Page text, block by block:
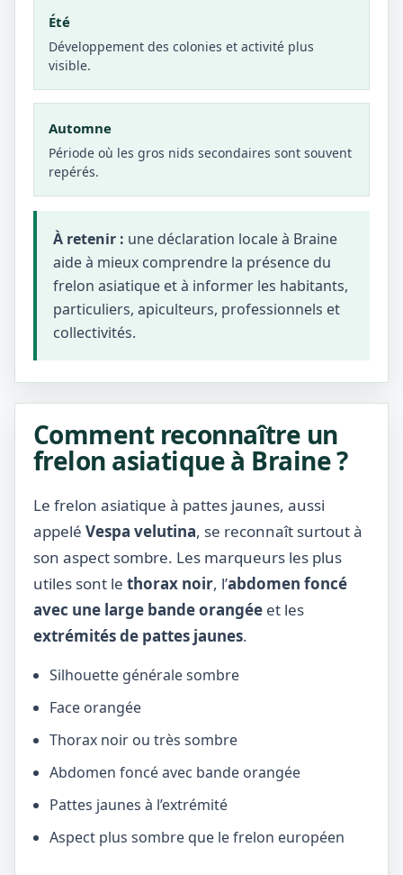
Été
Développement des colonies et activité plus
visible.
Automne
Période où les gros nids secondaires sont souvent
repérés.
À retenir : une déclaration locale à Braine
aide à mieux comprendre la présence du
frelon asiatique et à informer les habitants,
particuliers, apiculteurs, professionnels et
collectivités.
Comment reconnaître un
frelon asiatique à Braine ?
Le frelon asiatique à pattes jaunes, aussi
appelé Vespa velutina, se reconnaît surtout à
son aspect sombre. Les marqueurs les plus
utiles sont le thorax noir, l’abdomen foncé
avec une large bande orangée et les
extrémités de pattes jaunes.
Silhouette générale sombre
Face orangée
Thorax noir ou très sombre
Abdomen foncé avec bande orangée
Pattes jaunes à l’extrémité
Aspect plus sombre que le frelon européen